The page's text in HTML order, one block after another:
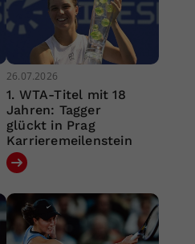
26.07.2026
1. WTA-Titel mit 18
Jahren: Tagger
glückt in Prag
Karrieremeilenstein